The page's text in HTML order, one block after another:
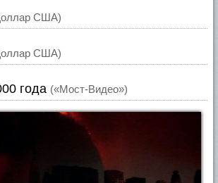
США)
США)
года («Мост-Видео»)